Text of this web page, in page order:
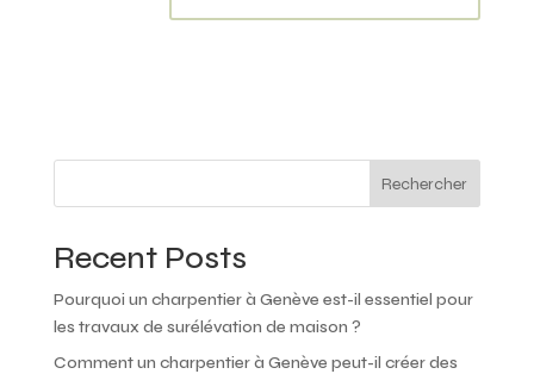
i
e
:
Rechercher
Recent Posts
Pourquoi un charpentier à Genève est-il essentiel pour
les travaux de surélévation de maison ?
Comment un charpentier à Genève peut-il créer des